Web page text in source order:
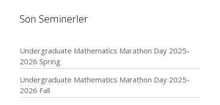
Son Seminerler
Undergraduate Mathematics Marathon Day 2025-
2026 Spring
Undergraduate Mathematics Marathon Day 2025-
2026 Fall